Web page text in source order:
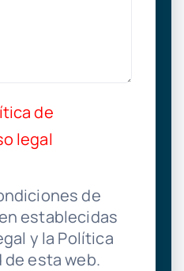
de
legal
de
establecidas
y la Política
de esta web.